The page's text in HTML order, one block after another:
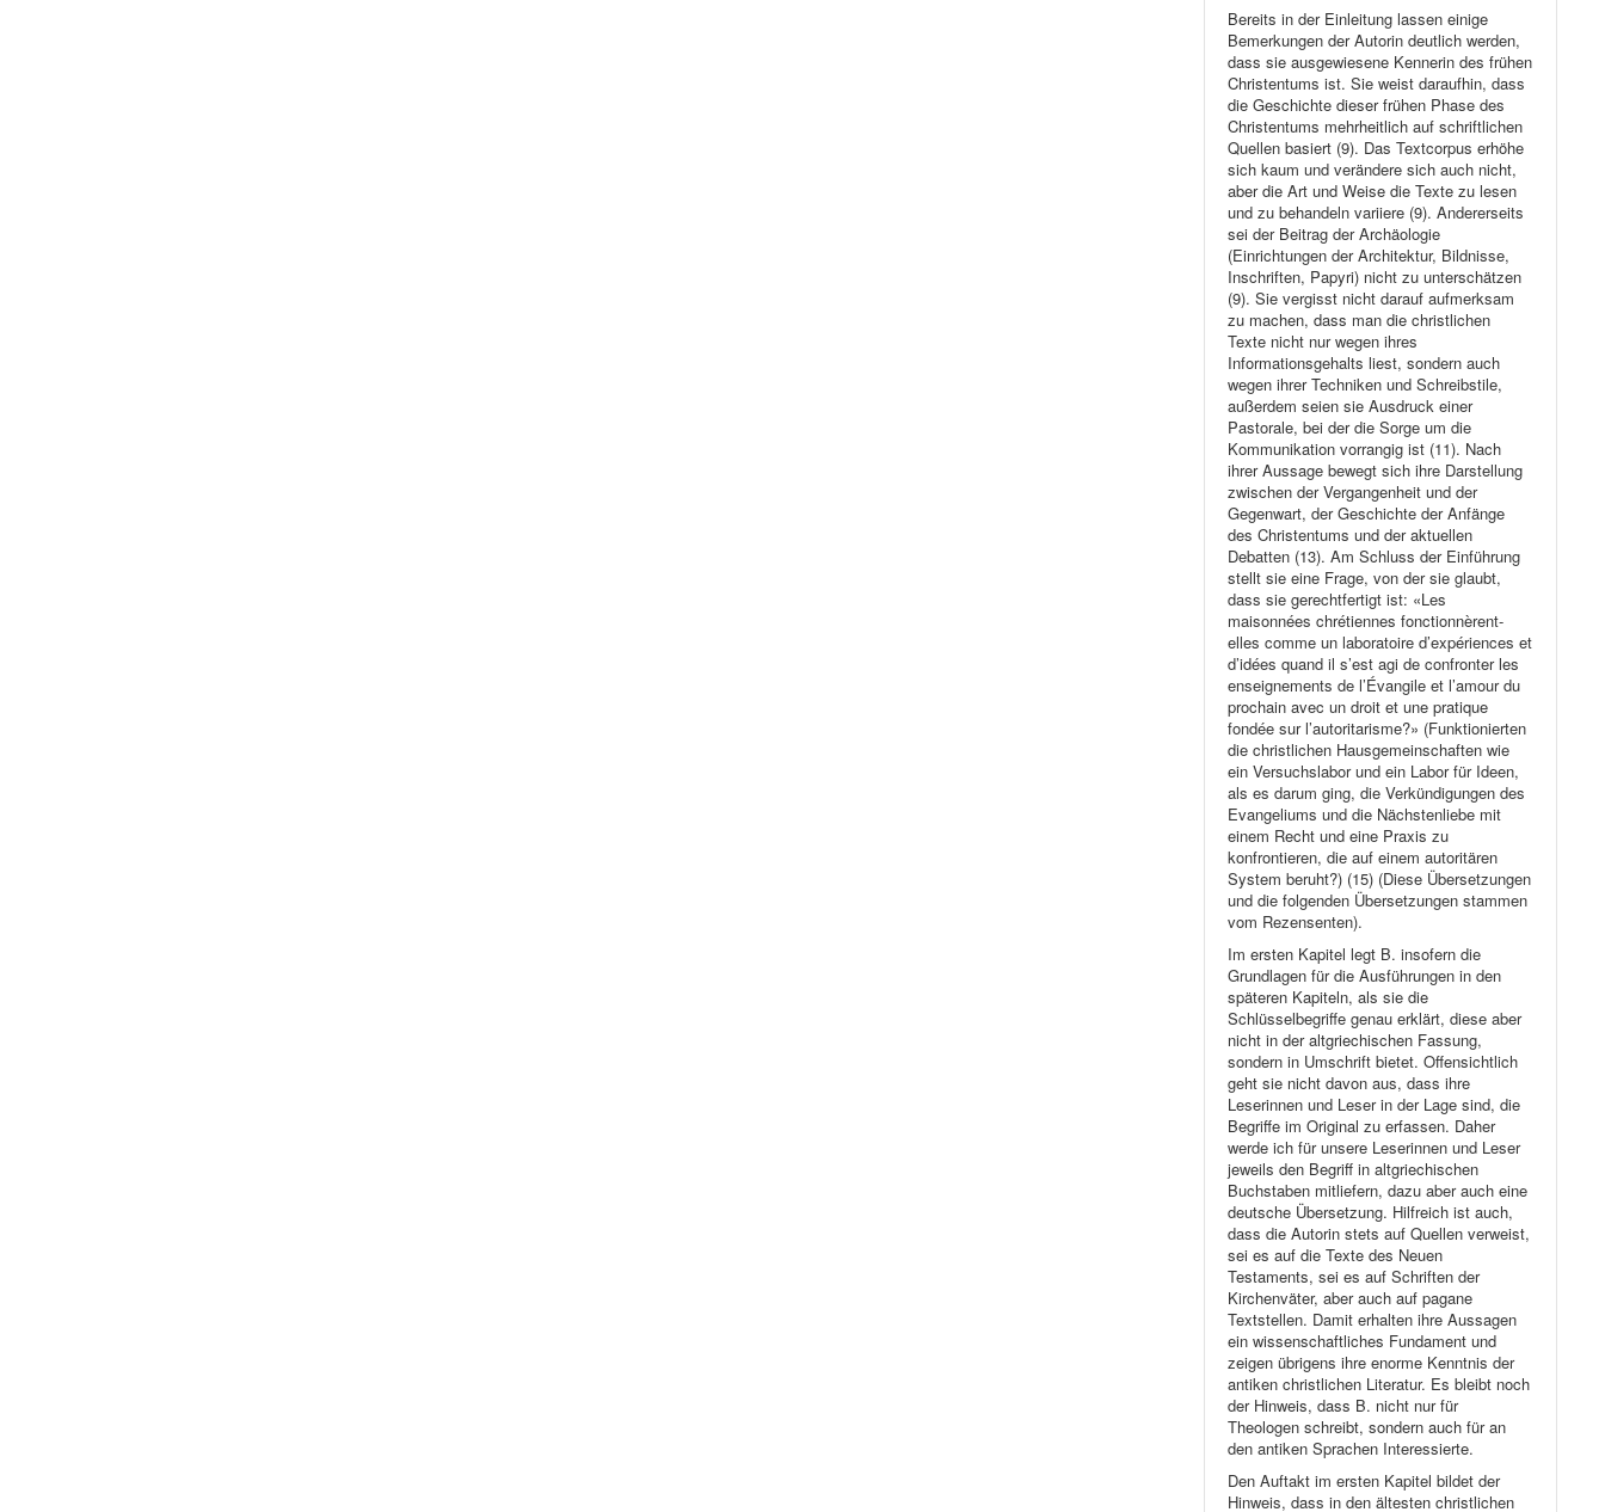
Bereits in der Einleitung lassen einige
Bemerkungen der Autorin deutlich werden,
dass sie ausgewiesene Kennerin des frühen
Christentums ist. Sie weist daraufhin, dass
die Geschichte dieser frühen Phase des
Christentums mehrheitlich auf schriftlichen
Quellen basiert (9). Das Textcorpus erhöhe
sich kaum und verändere sich auch nicht,
aber die Art und Weise die Texte zu lesen
und zu behandeln variiere (9). Andererseits
sei der Beitrag der Archäologie
(Einrichtungen der Architektur, Bildnisse,
Inschriften, Papyri) nicht zu unterschätzen
(9). Sie vergisst nicht darauf aufmerksam
zu machen, dass man die christlichen
Texte nicht nur wegen ihres
Informationsgehalts liest, sondern auch
wegen ihrer Techniken und Schreibstile,
außerdem seien sie Ausdruck einer
Pastorale, bei der die Sorge um die
Kommunikation vorrangig ist (11). Nach
ihrer Aussage bewegt sich ihre Darstellung
zwischen der Vergangenheit und der
Gegenwart, der Geschichte der Anfänge
des Christentums und der aktuellen
Debatten (13). Am Schluss der Einführung
stellt sie eine Frage, von der sie glaubt,
dass sie gerechtfertigt ist: «Les
maisonnées chrétiennes fonctionnèrent-
elles comme un laboratoire d’expériences et
d’idées quand il s’est agi de confronter les
enseignements de l’Évangile et l’amour du
prochain avec un droit et une pratique
fondée sur l’autoritarisme?» (Funktionierten
die christlichen Hausgemeinschaften wie
ein Versuchslabor und ein Labor für Ideen,
als es darum ging, die Verkündigungen des
Evangeliums und die Nächstenliebe mit
einem Recht und eine Praxis zu
konfrontieren, die auf einem autoritären
System beruht?) (15) (Diese Übersetzungen
und die folgenden Übersetzungen stammen
vom Rezensenten).
Im ersten Kapitel legt B. insofern die
Grundlagen für die Ausführungen in den
späteren Kapiteln, als sie die
Schlüsselbegriffe genau erklärt, diese aber
nicht in der altgriechischen Fassung,
sondern in Umschrift bietet. Offensichtlich
geht sie nicht davon aus, dass ihre
Leserinnen und Leser in der Lage sind, die
Begriffe im Original zu erfassen. Daher
werde ich für unsere Leserinnen und Leser
jeweils den Begriff in altgriechischen
Buchstaben mitliefern, dazu aber auch eine
deutsche Übersetzung. Hilfreich ist auch,
dass die Autorin stets auf Quellen verweist,
sei es auf die Texte des Neuen
Testaments, sei es auf Schriften der
Kirchenväter, aber auch auf pagane
Textstellen. Damit erhalten ihre Aussagen
ein wissenschaftliches Fundament und
zeigen übrigens ihre enorme Kenntnis der
antiken christlichen Literatur. Es bleibt noch
der Hinweis, dass B. nicht nur für
Theologen schreibt, sondern auch für an
den antiken Sprachen Interessierte.
Den Auftakt im ersten Kapitel bildet der
Hinweis, dass in den ältesten christlichen